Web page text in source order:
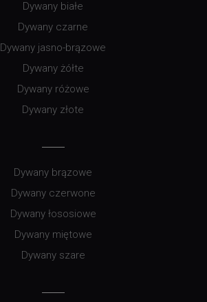
Dywany białe
Dywany czarne
Dywany jasno-brązowe
Dywany żółte
Dywany różowe
Dywany złote
Dywany brązowe
Dywany czerwone
Dywany łososiowe
Dywany miętowe
Dywany szare